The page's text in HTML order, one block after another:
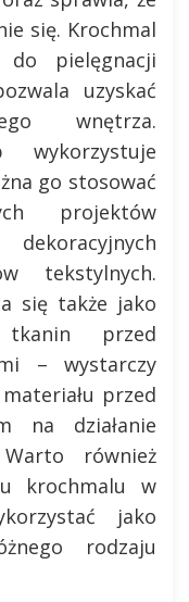
się. Krochmal
do pielęgnacji
uzyskać
wnętrza.
wykorzystuje
go stosować
projektów
tekstylnych.
się także jako
przed
– wystarczy
przed
na działanie
również
krochmalu w
jako
rodzaju